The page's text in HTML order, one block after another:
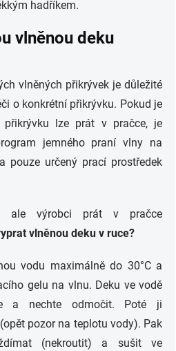
hadříkem.
vlněnou deku
vlněných přikrývek je důležité
o konkrétní přikrývku. Pokud je
přikrývku lze prát v pračce, je
jemného praní vlny na
pouze určený prací prostředek
ale výrobci prát v pračce
vlněnou deku v ruce?
vodu maximálně do 30°C a
gelu na vlnu. Deku ve vodě
a nechte odmočit. Poté ji
pozor na teplotu vody). Pak
(nekroutit) a sušit ve